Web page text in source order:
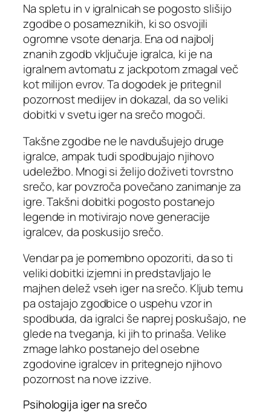
Na spletu in v igralnicah se pogosto slišijo
zgodbe o posameznikih, ki so osvojili
ogromne vsote denarja. Ena od najbolj
znanih zgodb vključuje igralca, ki je na
igralnem avtomatu z jackpotom zmagal več
kot milijon evrov. Ta dogodek je pritegnil
pozornost medijev in dokazal, da so veliki
dobitki v svetu iger na srečo mogoči.
Takšne zgodbe ne le navdušujejo druge
igralce, ampak tudi spodbujajo njihovo
udeležbo. Mnogi si želijo doživeti tovrstno
srečo, kar povzroča povečano zanimanje za
igre. Takšni dobitki pogosto postanejo
legende in motivirajo nove generacije
igralcev, da poskusijo srečo.
Vendar pa je pomembno opozoriti, da so ti
veliki dobitki izjemni in predstavljajo le
majhen delež vseh iger na srečo. Kljub temu
pa ostajajo zgodbice o uspehu vzor in
spodbuda, da igralci še naprej poskušajo, ne
glede na tveganja, ki jih to prinaša. Velike
zmage lahko postanejo del osebne
zgodovine igralcev in pritegnejo njihovo
pozornost na nove izzive.
Psihologija iger na srečo